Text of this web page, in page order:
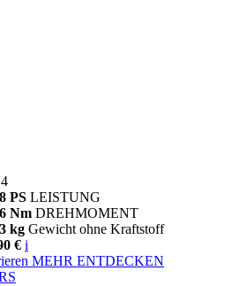
PS LEISTUNG
Nm DREHMOMENT
kg Gewicht ohne Kraftstoff
€ i
MEHR ENTDECKEN